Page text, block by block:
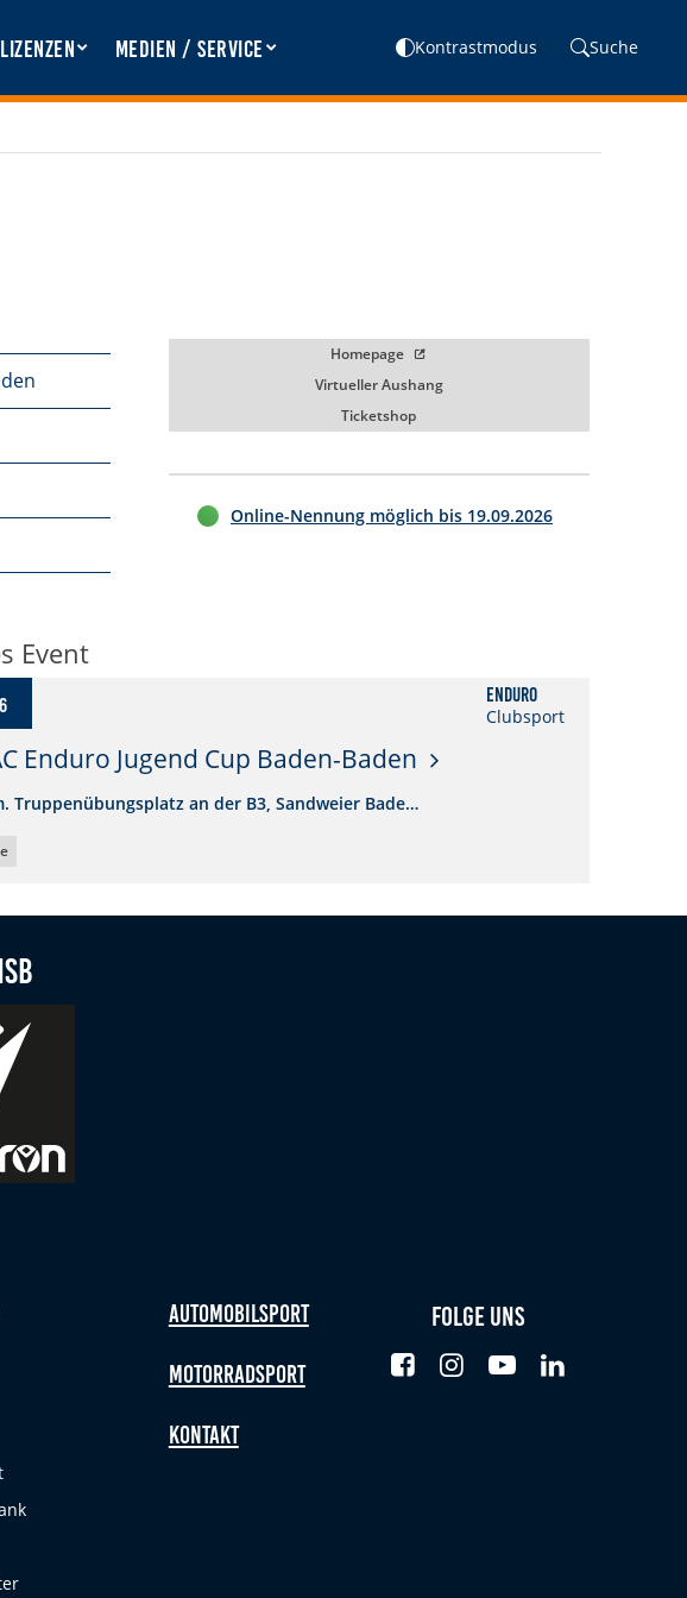
Lizenzen Medien / Service Kontrastmodus Suche
Homepage
Virtueller Aushang
Ticketshop
Online-Nennung möglich bis 19.09.2026
Event
Enduro
Clubsport
Enduro Jugend Cup Baden-Baden
Truppenübungsplatz an der B3, Sandweier Bade…
Automobilsport
Motorradsport
Kontakt
Folge uns